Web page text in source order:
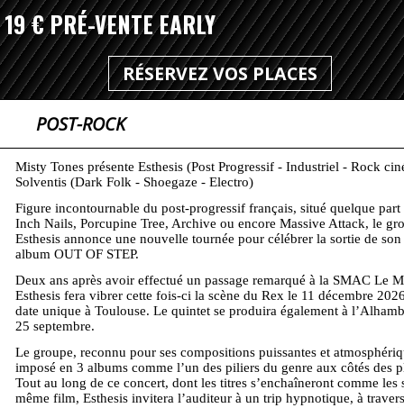
19 € PRÉ-VENTE EARLY
RÉSERVEZ VOS PLACES
POST-ROCK
Misty Tones présente Esthesis (Post Progressif - Industriel - Rock
Solventis (Dark Folk - Shoegaze - Electro)
Figure incontournable du post-progressif français, situé quelque part
Inch Nails, Porcupine Tree, Archive ou encore Massive Attack, le
Esthesis annonce une nouvelle tournée pour célébrer la sortie de
album OUT OF STEP.
Deux ans après avoir effectué un passage remarqué à la SMAC Le
Esthesis fera vibrer cette fois-ci la scène du Rex le 11 décembre
date unique à Toulouse. Le quintet se produira également à
25 septembre.
Le groupe, reconnu pour ses compositions puissantes et
imposé en 3 albums comme l’un des piliers du genre aux côtés des
Tout au long de ce concert, dont les titres s’enchaîneront comme les
même film, Esthesis invitera l’auditeur à un trip hypnotique, à